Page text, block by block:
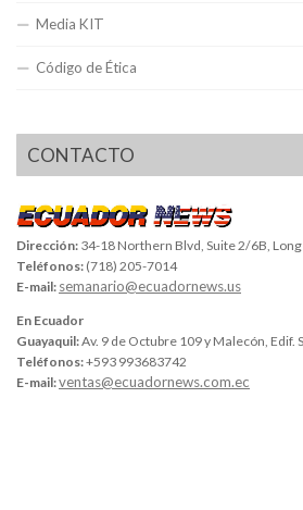
Media KIT
Código de Ética
CONTACTO
Dirección: 34-18 Northern Blvd, Suite 2/6B,
Teléfonos: (718) 205-7014
E-mail: semanario@ecuadornews.us
En Ecuador
Guayaquil:Av. 9 de Octubre 109 y Malecón, Edif.
Teléfonos:+593 993683742
E-mail:ventas@ecuadornews.com.ec